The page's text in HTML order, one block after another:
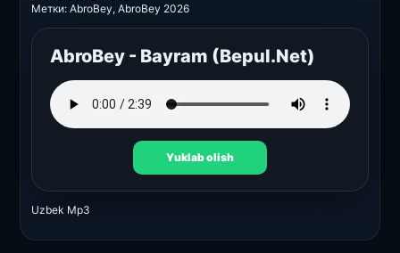
Метки: AbroBey, AbroBey 2026
AbroBey - Bayram (Bepul.Net)
Yuklab olish
Uzbek Mp3